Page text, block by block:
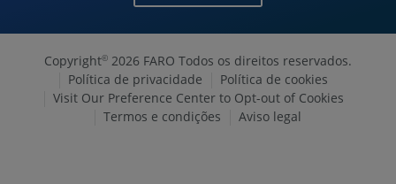
Copyright© 2026 FARO Todos os direitos reservados.
Política de privacidade
Política de cookies
Visit Our Preference Center to Opt-out of Cookies
Termos e condições
Aviso legal